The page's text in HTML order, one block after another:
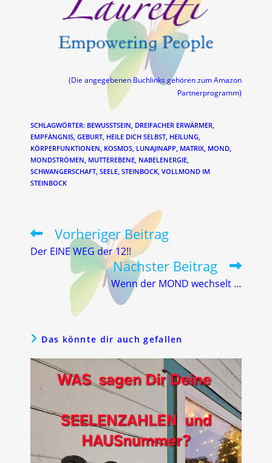
(Die angegebenen Buchlinks gehören zum Amazon
Partnerprogramm)
SCHLAGWÖRTER: BEWUSSTSEIN, DREIFACHER ERWÄRMER,
EMPFÄNGNIS, GEBURT, HEILE DICH SELBST, HEILUNG,
KÖRPERFUNKTIONEN, KOSMOS, LUNAJINAPP, MATRIX, MOND,
MONDSTRÖMEN, MUTTEREBENE, NABELENERGIE,
SCHWANGERSCHAFT, SEELE, STEINBOCK, VOLLMOND IM
STEINBOCK
Weitere
ansehen
Vorheriger Beitrag
Der EINE WEG der 12!!
Nächster Beitrag
Wenn der MOND wechselt …
Das könnte dir auch gefallen